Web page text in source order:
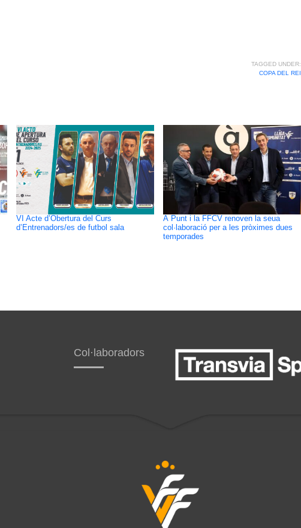
TAGGED UNDER:
COPA DEL REI
VI Acte d’Obertura del Curs
d’Entrenadors/es de futbol sala
À Punt i la FFCV renoven la seua
col·laboració per a les pròximes dues
temporades
Col·laboradors